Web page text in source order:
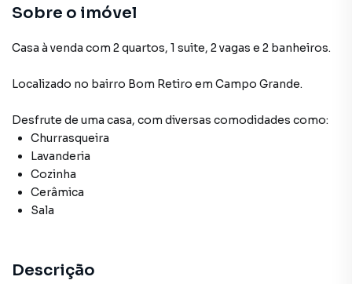
Sobre o imóvel
Casa à venda com 2 quartos, 1 suite, 2 vagas e 2 banheiros.
Localizado no bairro Bom Retiro em Campo Grande.
Desfrute de uma casa, com diversas comodidades como:
Churrasqueira
Lavanderia
Cozinha
Cerâmica
Sala
Descrição